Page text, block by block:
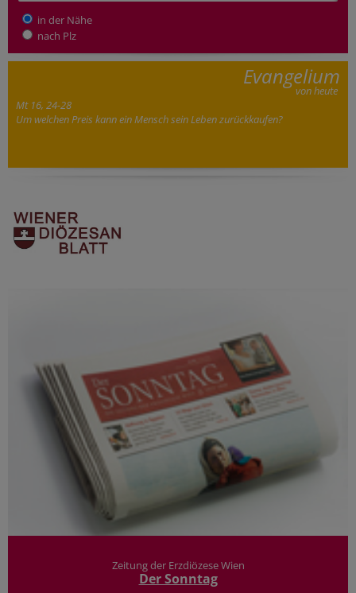
in der Nähe
nach Plz
Evangelium
von heute
Mt 16, 24-28
Um welchen Preis kann ein Mensch sein Leben zurückkaufen?
Zeitung der Erzdiözese Wien
Der Sonntag